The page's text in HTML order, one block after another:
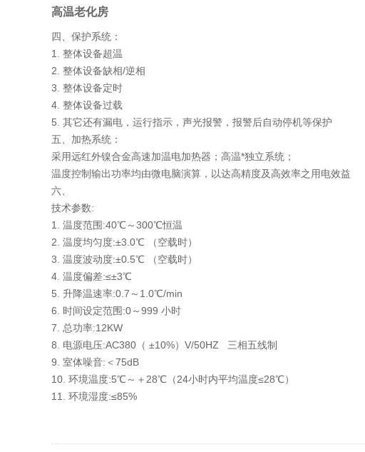
高温老化房
四、保护系统：
1. 整体设备超温
2. 整体设备缺相/逆相
3. 整体设备定时
4. 整体设备过载
5. 其它还有漏电，运行指示，声光报警，报警后自动停机等保护
五、加热系统：
采用远红外镍合金高速加温电加热器；高温*独立系统；
温度控制输出功率均由微电脑演算，以达高精度及高效率之用电效益
六、
技术参数:
1. 温度范围:40℃～300℃恒温
2. 温度均匀度:±3.0℃ （空载时）
3. 温度波动度:±0.5℃ （空载时）
4. 温度偏差:≤±3℃
5. 升降温速率:0.7～1.0℃/min
6. 时间设定范围:0～999 小时
7. 总功率:12KW
8. 电源电压:AC380（ ±10%）V/50HZ 三相五线制
9. 室体噪音:＜75dB
10. 环境温度:5℃～＋28℃（24小时内平均温度≤28℃）
11. 环境湿度:≤85%